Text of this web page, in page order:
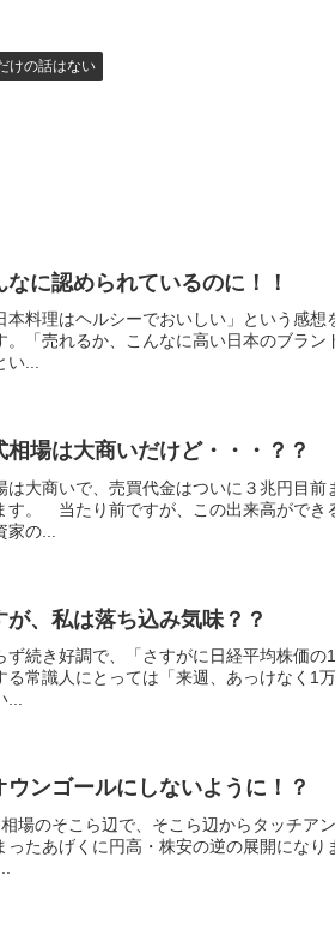
けの話はない
なに認められているのに！！
本料理はヘルシーでおいしい」という感
。「売れるか、こんなに高い日本のブラ
...
場は大商いだけど・・・？？
は大商いで、売買代金はついに３兆円目
す。 当たり前ですが、この出来高ができ
の...
、私は落ち込み気味？？
ず続き好調で、「さすがに日経平均株価
る常識人にとっては「来週、あっけなく1
ウンゴールにしないように！？
場のそこら辺で、そこら辺からタッチア
ったあげくに円高・株安の逆の展開にな